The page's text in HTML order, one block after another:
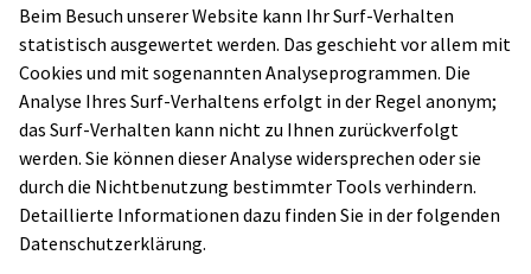
Beim Besuch unserer Website kann Ihr Surf-Verhalten
statistisch ausgewertet werden. Das geschieht vor allem mit
Cookies und mit sogenannten Analyseprogrammen. Die
Analyse Ihres Surf-Verhaltens erfolgt in der Regel anonym;
das Surf-Verhalten kann nicht zu Ihnen zurückverfolgt
werden. Sie können dieser Analyse widersprechen oder sie
durch die Nichtbenutzung bestimmter Tools verhindern.
Detaillierte Informationen dazu finden Sie in der folgenden
Datenschutzerklärung.